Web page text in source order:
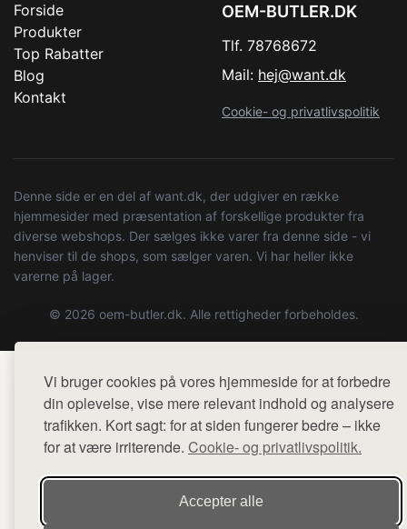
Vi bruger cookies på vores hjemmeside for at forbedre
din oplevelse, vise mere relevant indhold og analysere
trafikken. Kort sagt: for at siden fungerer bedre – ikke
for at være irriterende. Cookie- og privatlivspolitik.
Accepter alle
Forside
Produkter
Top Rabatter
Blog
Kontakt
OEM-BUTLER.DK
Tlf. 78768672
Mail: hej@want.dk
Cookie- og privatlivspolitik
Denne side er en del af want.dk, der udgiver en række
hjemmesider med præsentation af forskellige produkter fra
diverse webshops. Der sælges ikke varer fra denne side - vi
henviser til de shops, som sælger varen. Vi har heller ikke
varerne på lager.
© 2026 oem-butler.dk. Alle rettigheder forbeholdes.